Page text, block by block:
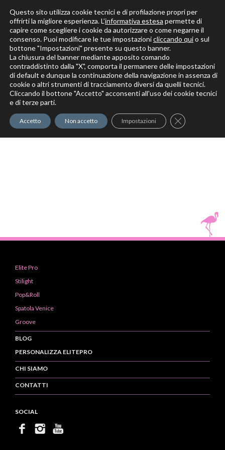
Solo per veri decoratori
Elite Pro
Elite Pro
Stilight
Pop&Roll
Spatola Venice
Groove
BLOG
PERSONALIZZA ELITEPRO
CHI SIAMO
CONTATTI
SOCIAL
Questo sito utilizza cookie tecnici e di profilazione propri per
offrirti la migliore esperienza. L’informativa estesa permette di
capire come scegliere i cookie da autorizzare o come negarne il
consenso. Puoi modificare le tue impostazionicliccando quio sul
bottone "Impostazioni" presente su questo banner.
La chiusura del banner mediante apposito comando
contraddistinto dalla "X", comporta il permanere delle impostazioni
di default e dunque la continuazione della navigazione in assenza di
cookie o altri strumenti di tracciamento diversi da quelli tecnici.
Cliccando il bottone "Accetto" acconsenti all'uso dei cookie tecnici
e di terze parti.
Accetto Non accetto Impostazioni Close GDPR